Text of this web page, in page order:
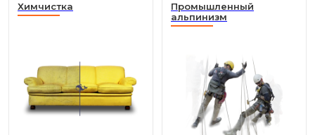
Химчистка
Промышленный
альпинизм